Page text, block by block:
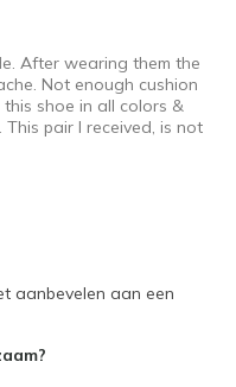
After wearing them the
Not enough cushion
shoe in all colors &
pair I received, is not
aanbevelen aan een